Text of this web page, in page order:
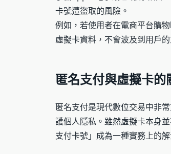
卡號遭盜取的風險。
例如，若使用者在電商平台購
虛擬卡資料，不會波及到用戶
匿名支付與虛擬卡的
匿名支付是現代數位交易中非
護個人隱私。雖然虛擬卡本身
支付卡號」成為一種實務上的解